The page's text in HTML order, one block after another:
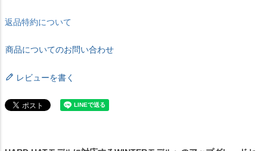
返品特約について
商品についてのお問い合わせ
レビューを書く